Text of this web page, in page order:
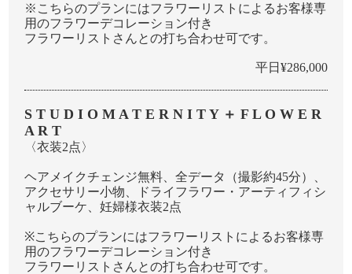
※こちらのプランにはフラワーリストによるお客様専
⽤のフラワーデコレーション付き
フラワーリストさんとの打ち合わせ可です。
平日¥286,000
S T U D I O M A T E R N I T Y ＋ F L O W E R
A R T
〈衣装2点〉
ヘアメイクチェンジ無料、全データ（撮影約45分）、
アクセサリー⼩物、ドライフラワー・アーティフィシ
ャルブーケ、妊婦様衣装2点
※こちらのプランにはフラワーリストによるお客様専
⽤のフラワーデコレーション付き
フラワーリストさんとの打ち合わせ可です。